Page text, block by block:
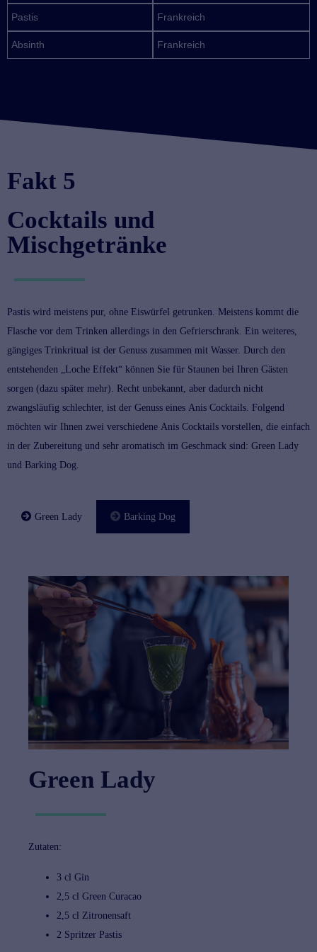
Pastis Frankreich
Absinth Frankreich
Fakt 5
Cocktails und
Mischgetränke
Pastis wird meistens pur, ohne Eiswürfel getrunken. Meistens kommt die
Flasche vor dem Trinken allerdings in den Gefrierschrank. Ein weiteres,
gängiges Trinkritual ist der Genuss zusammen mit Wasser. Durch den
entstehenden „Loche Effekt“ können Sie für Staunen bei Ihren Gästen
sorgen (dazu später mehr). Recht unbekannt, aber dadurch nicht
zwangsläufig schlechter, ist der Genuss eines Anis Cocktails . Folgend
möchten wir Ihnen zwei verschiedene Anis Cocktails vorstellen, die einfach
in der Zubereitung und sehr aromatisch im Geschmack sind: Green Lady
und Barking Dog.
Green Lady Barking Dog
Green Lady
Zutaten:
3 cl Gin
2,5 cl Green Curacao
2,5 cl Zitronensaft
2 Spritzer Pastis